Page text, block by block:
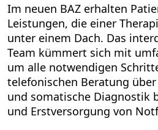
Im neuen BAZ erhalten
Leistungen, die einer
unter einem Dach. Das
Team kümmert sich mit
um alle notwendigen
telefonischen Beratung
und somatische Diagnostik
und Erstversorgung von